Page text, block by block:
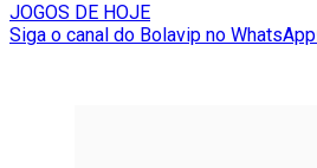
JOGOS DE HOJE
Siga o canal do Bolavip no WhatsApp